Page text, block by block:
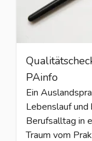
PAinfo
Ein
Lebenslauf
Berufsalltag in
Traum vom